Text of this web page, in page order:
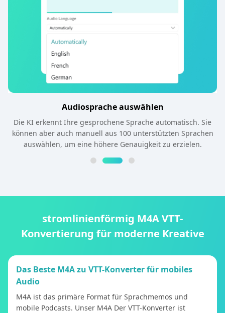
Audiosprache auswählen
Die KI erkennt Ihre gesprochene Sprache automatisch. Sie
können aber auch manuell aus 100 unterstützten Sprachen
auswählen, um eine höhere Genauigkeit zu erzielen.
stromlinienförmig M4A VTT-
Konvertierung für moderne Kreative
Das Beste M4A zu VTT-Konverter für mobiles
Audio
M4A ist das primäre Format für Sprachmemos und
mobile Podcasts. Unser M4A Der VTT-Konverter ist